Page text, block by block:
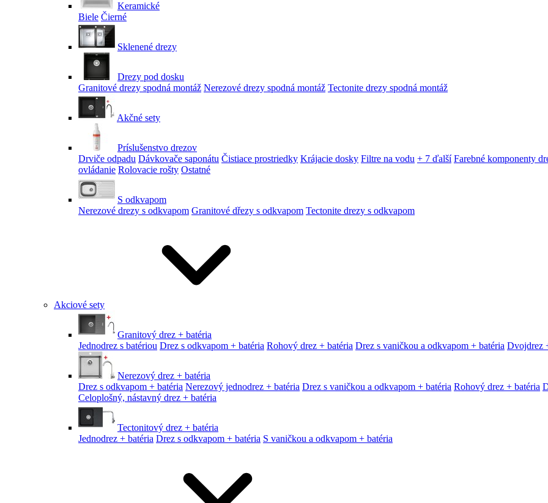
Keramické
Biele Čierné
Sklenené drezy
Drezy pod dosku
Granitové drezy spodná montáž Nerezové drezy spodná montáž Tectonite drezy spodná montáž
Akčné sety
Príslušenstvo drezov
Drviče odpadu Dávkovače saponátu Čistiace prostriedky Krájacie dosky Filtre na vodu + 7 ďalší Farebné komponenty
ovládanie Rolovacie rošty Ostatné
S odkvapom
Nerezové drezy s odkvapom Granitové dřezy s odkvapom Tectonite drezy s odkvapom
Akciové sety
Granitový drez + batéria
Jednodrez s batériou Drez s odkvapom + batéria Rohový drez + batéria Drez s vaničkou a odkvapom + batéria Dvojdrez
Nerezový drez + batéria
Drez s odkvapom + batéria Nerezový jednodrez + batéria Drez s vaničkou a odkvapom + batéria Rohový drez + batéria
Celoplošný, nástavný drez + batéria
Tectonitový drez + batéria
Jednodrez + batéria Drez s odkvapom + batéria S vaničkou a odkvapom + batéria